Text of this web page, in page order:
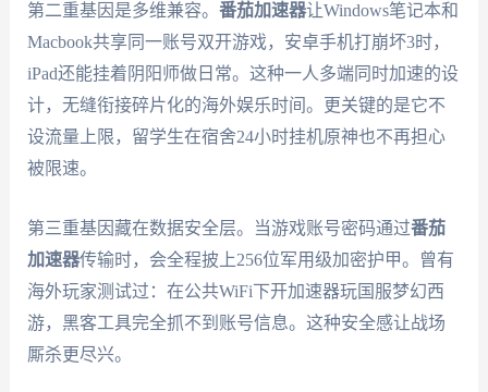
第二重基因是多维兼容。 番茄加速器让Windows笔记本和
Macbook共享同一账号双开游戏，安卓手机打崩坏3时，
iPad还能挂着阴阳师做日常。这种一人多端同时加速的设
计，无缝衔接碎片化的海外娱乐时间。更关键的是它不
设流量上限，留学生在宿舍24小时挂机原神也不再担心
被限速。
第三重基因藏在数据安全层。当游戏账号密码通过番茄
加速器传输时，会全程披上256位军用级加密护甲。曾有
海外玩家测试过：在公共WiFi下开加速器玩国服梦幻西
游，黑客工具完全抓不到账号信息。这种安全感让战场
厮杀更尽兴。